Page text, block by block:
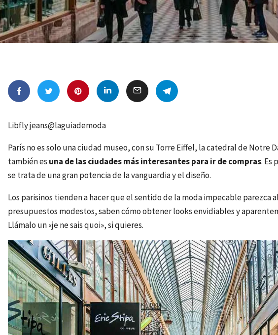
Libfly jeans@laguiademoda
París no es solo una ciudad museo, con su Torre Eiffel, la catedral de Notre
también es una de las ciudades más interesantes para ir de compras. Es
se trata de una gran potencia de la vanguardia y el diseño.
Los parisinos tienden a hacer que el sentido de la moda impecable parezca
presupuestos modestos, saben cómo obtener looks envidiables y
Llámalo un «je ne sais quoi», si quieres.